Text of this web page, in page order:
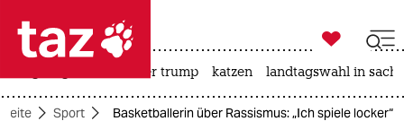
 taz zahl ich
taz zahl ich

taz zahl ich
usa unter trump katzen landtagswahl in
Sport Basketballerin über Rassismus: „Ich spiele locker“